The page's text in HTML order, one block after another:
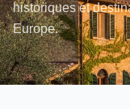
historiques et
Europe.